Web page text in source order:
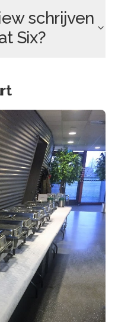
schrijven
Six?